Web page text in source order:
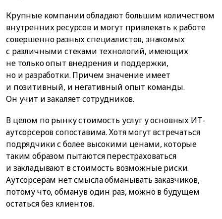
Крупные компании обладают большим количеством
внутренних ресурсов и могут привлекать к работе
совершенно разных специалистов, знакомых
с различными стеками технологий, имеющих
не только опыт внедрения и поддержки,
но и разработки. Причем значение имеет
и позитивный, и негативный опыт команды.
Он учит и закаляет сотрудников.
В целом по рынку стоимость услуг у основных ИТ-
аутсорсеров сопоставима. Хотя могут встречаться
подрядчики с более высокими ценами, которые
таким образом пытаются перестраховаться
и закладывают в стоимость возможные риски.
Аутсорсерам нет смысла обманывать заказчиков,
потому что, обманув один раз, можно в будущем
остаться без клиентов.